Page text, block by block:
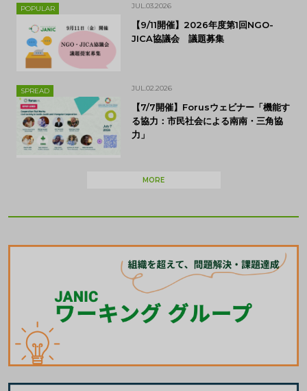
POPULAR JUL.03.2026
【9/11開催】2026年度第1回NGO-
JICA協議会 議題募集
SPREAD JUL.02.2026
【7/7開催】Forusウェビナー「機能す
る協力：市民社会による南南・三角協
力」
MORE